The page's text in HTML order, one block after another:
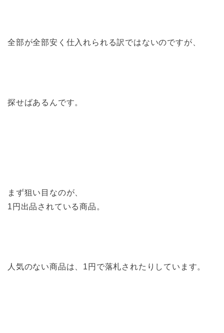
全部が全部安く仕入れられる訳ではないのですが、
探せばあるんです。
まず狙い目なのが、
1円出品されている商品。
人気のない商品は、1円で落札されたりしています。